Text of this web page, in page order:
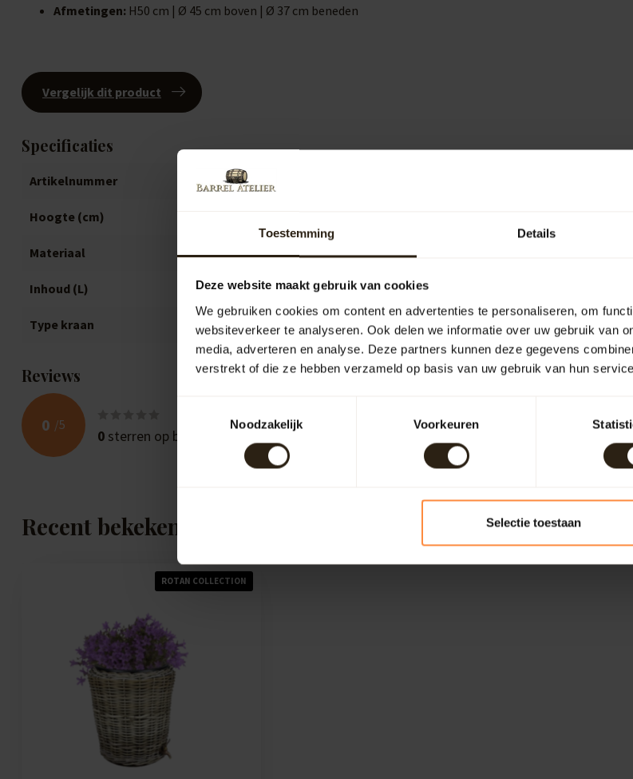
Toestemming Details
Deze website maakt gebruik van cookies
We gebruiken cookies om content en advertenties te personaliseren, om
websiteverkeer te analyseren. Ook delen we informatie over uw gebruik van
media, adverteren en analyse. Deze partners kunnen deze gegevens
verstrekt of die ze hebben verzameld op basis van uw gebruik van hun
Noodzakelijk
Voorkeuren
Selectie toestaan
Afmetingen: H50 cm | Ø 45 cm boven | Ø 37 cm beneden
Vergelijk dit product
Specificaties
Artikelnummer
Hoogte (cm)
Materiaal Rotan
Inhoud (L) 40
Type kraan messing
Reviews
0 /5
0 sterren op basis van beoordelingen
Je beoordeling toevoegen
Recent bekeken
ROTAN COLLECTION